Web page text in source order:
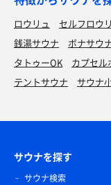
ロウリュ セルフロウ
銭湯サウナ
ボナサウ
タトゥーOK
カプセル
テントサウナ
サウナ
サウナを探す
サウナ検索